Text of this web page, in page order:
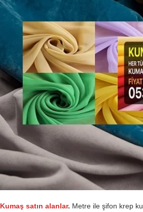
Kumaş satın alanlar. Metre ile şifon krep